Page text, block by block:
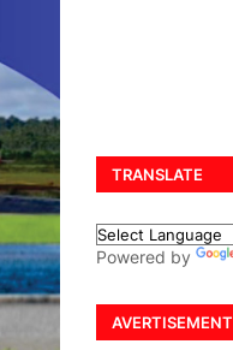
TRANSLATE
Powered by
AVERTISEMENT